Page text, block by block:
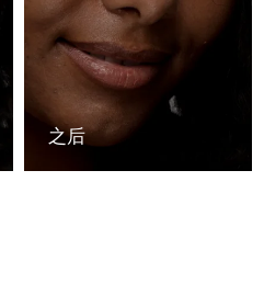
之后
预计送达日期
预计送达日期
预计送达日期8/12/26
预计送达日期8/12/26